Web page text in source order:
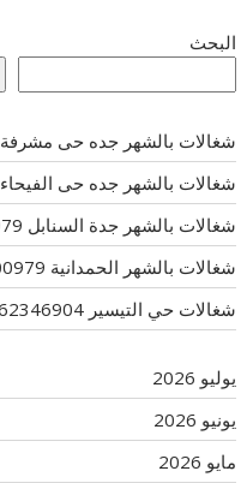
البحث
شغالات بالشهر جده حى مشرفة 0577265649
شغالات بالشهر جده حى الفيحاء 0577265649
شغالات بالشهر جدة السنابل 0571400979
شغالات بالشهر الحمدانية 0571400979
شغالات حي التيسير 0562346904
يوليو 2026
يونيو 2026
مايو 2026